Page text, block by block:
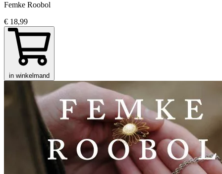
Femke Roobol
€ 18,99
in winkelmand